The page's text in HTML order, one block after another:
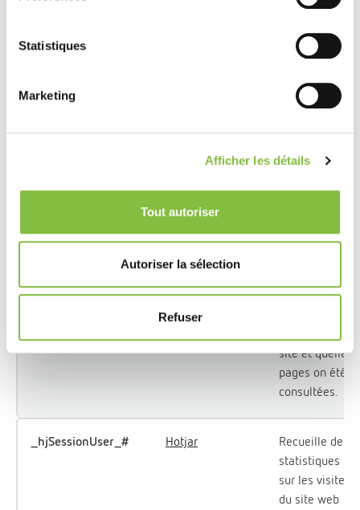
Statistiques
Marketing
Afficher les détails
Tout autoriser
Autoriser la sélection
Refuser
des cartes
thermiques
pour le
du site web.
statistiques
l'utilisateur,
visites, le
site et quelles
pages on été
consultées.
_hjSessionUser_# Hotjar
Recueille des
statistiques
sur les visites
du site web